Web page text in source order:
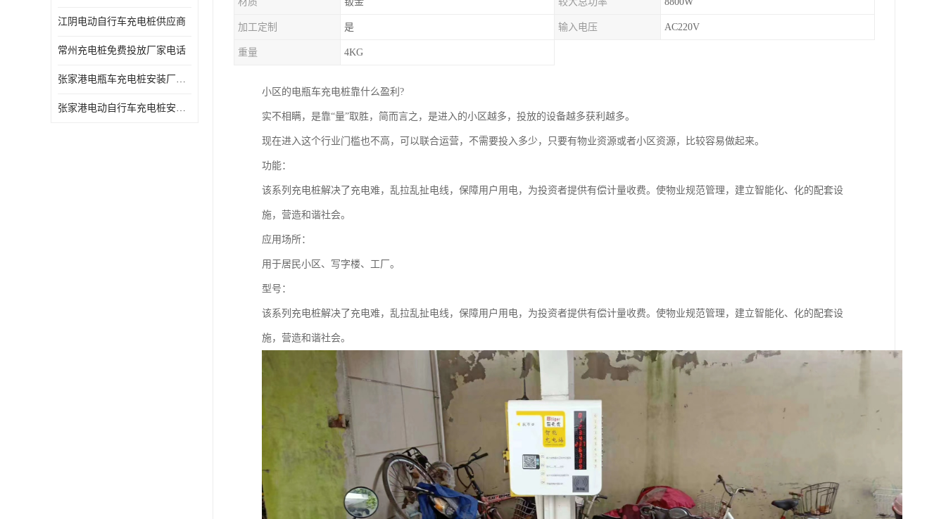
江阴电动自行车充电桩供应商
常州充电桩免费投放厂家电话
张家港电瓶车充电桩安装厂家电话
张家港电动自行车充电桩安装供货商
加工定制 是 输入电压 AC220V
重量 4KG
小区的电瓶车充电桩靠什么盈利?
实不相瞒，是靠“量”取胜，简而言之，是进入的小区越多，投放的设备越多获利越多。
现在进入这个行业门槛也不高，可以联合运营，不需要投入多少，只要有物业资源或者小区资源，比较容易做起来。
功能：
该系列充电桩解决了充电难，乱拉乱扯电线，保障用户用电，为投资者提供有偿计量收费。使物业规范管理，建立智能化、化的配套设
施，营造和谐社会。
应用场所：
用于居民小区、写字楼、工厂。
型号：
该系列充电桩解决了充电难，乱拉乱扯电线，保障用户用电，为投资者提供有偿计量收费。使物业规范管理，建立智能化、化的配套设
施，营造和谐社会。